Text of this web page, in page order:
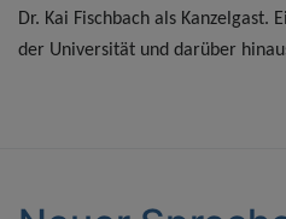
Dr. Kai Fischbach als Kanzelgast.
der Universität und darüber